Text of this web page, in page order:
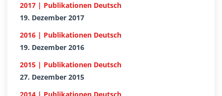
2017 | Publikationen Deutsch
19. Dezember 2017
2016 | Publikationen Deutsch
19. Dezember 2016
2015 | Publikationen Deutsch
27. Dezember 2015